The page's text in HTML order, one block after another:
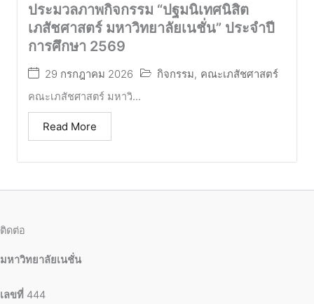
ประมวลภาพกิจกรรม “ปฐมนิเทศนิสิต
เภสัชศาสตร์ มหาวิทยาลัยเนชั่น” ประจำปี
การศึกษา 2569
29 กรกฎาคม 2026 กิจกรรม, คณะเภสัชศาสตร์
คณะเภสัชศาสตร์ มหาวิ...
Read More
ติดต่อ
มหาวิทยาลัยเนชั่น
เลขที่ 444